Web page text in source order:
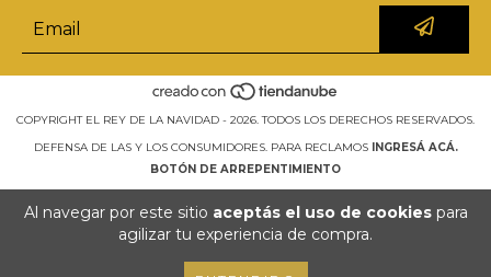
Al navegar por este sitio aceptás el uso de cookiespara
agilizar tu experiencia de compra.
COPYRIGHT EL REY DE LA NAVIDAD - 2026. TODOS LOS DERECHOS RESERVADOS.
DEFENSA DE LAS Y LOS CONSUMIDORES. PARA RECLAMOS
INGRESÁ ACÁ.
BOTÓN DE ARREPENTIMIENTO